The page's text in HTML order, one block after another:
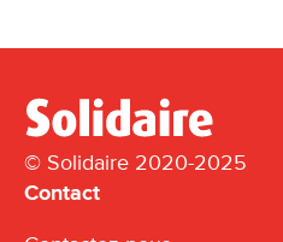
© Solidaire 2020-2025
Contact